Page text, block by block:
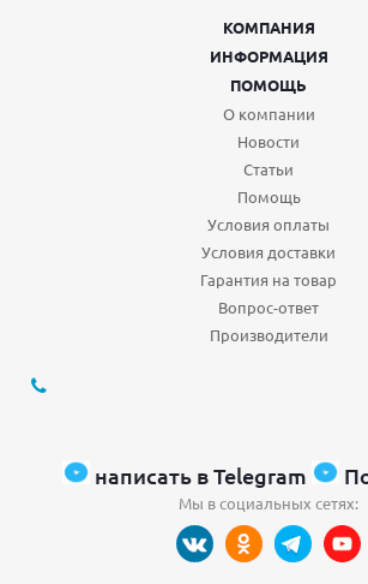
КОМПАНИЯ
ИНФОРМАЦИЯ
ПОМОЩЬ
О компании
Новости
Статьи
Помощь
Условия оплаты
Условия доставки
Гарантия на товар
Вопрос-ответ
Производители
написать в Telegram
Мы в социальных сетях: